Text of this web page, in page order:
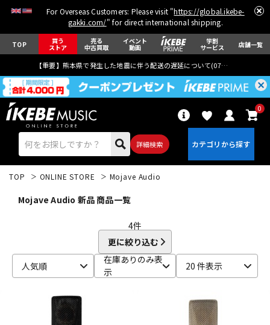
For Overseas Customers: Please visit "https://global.ikebe-
gakki.com/" for direct international shipping.
TOP 買う
ストア
売る
中古買取
イベント
動画
学割
サービス 店舗一覧
【重要】熊本県で発生した地震に伴う配送の遅延について(07月29日
詳細検索
0
TOP ONLINE STORE Mojave Audio
Mojave Audio 新品 商品一覧
4件
更に絞り込む
人気順
在庫ありのみ表
示
20 件表示